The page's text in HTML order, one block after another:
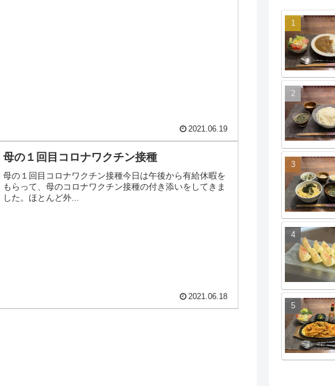
2021.06.19
母の１回目コロナワクチン接種
母の１回目コロナワクチン接種今日は午後から有給休暇を
もらって、母のコロナワクチン接種の付き添いをしてきま
した。ほとんど外...
2021.06.18